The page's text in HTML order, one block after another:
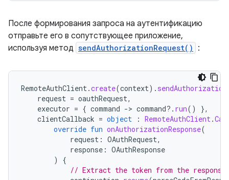
После формирования запроса на аутентификацию
отправьте его в сопутствующее приложение,
используя метод sendAuthorizationRequest() :
RemoteAuthClient.create(context).
request = oauthRequest,
executor = { command -> command?. run()
},
clientCallback = object : RemoteAuthClient.
override fun onAuthorizationResponse(
request : OAuthRequest,
response : OAuthResponse
)
{
// Extract the token from the